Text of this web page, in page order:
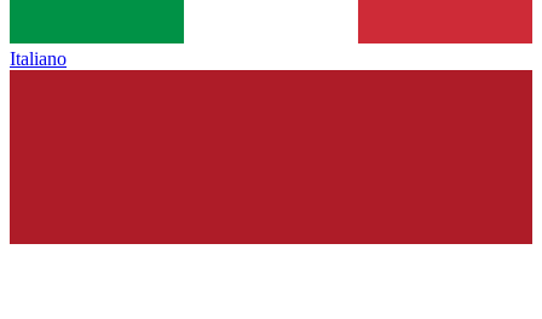
Italiano